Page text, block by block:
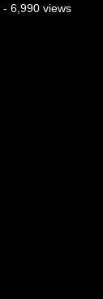
- 6,990 views